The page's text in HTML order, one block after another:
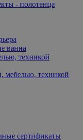
- полотенца
ванна
техникой
мебелью, техникой
сертификаты